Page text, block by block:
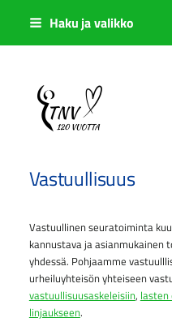
Siirry
sisältöön
Haku ja valikko
Sivuston etusivulle
Vastuullisuus
Vastuullinen seuratoiminta
kannustava ja
yhdessä. Pohjaamme
urheiluyhteisön yhteiseen
vastuullisuusaskeleisiin, lasten
linjaukseen.